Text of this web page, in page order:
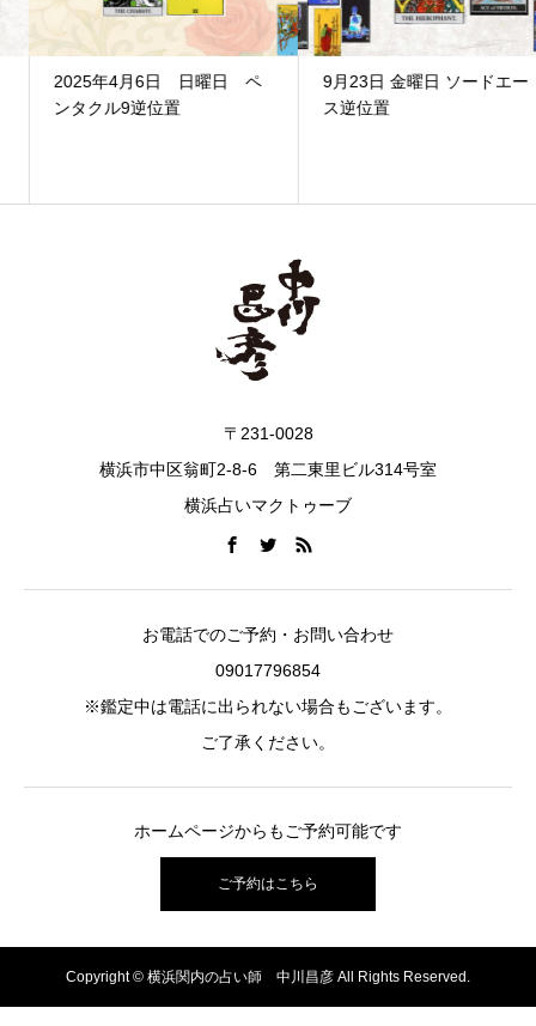
2025年4月6日 日曜日 ペ
ンタクル9逆位置
9月23日 金曜日 ソードエー
ス逆位置
〒231-0028
横浜市中区翁町2-8-6 第二東里ビル314号室
横浜占いマクトゥーブ
お電話でのご予約・お問い合わせ
09017796854
※鑑定中は電話に出られない場合もございます。
ご了承ください。
ホームページからもご予約可能です
ご予約はこちら
Copyright © 横浜関内の占い師 中川昌彦 All Rights Reserved.